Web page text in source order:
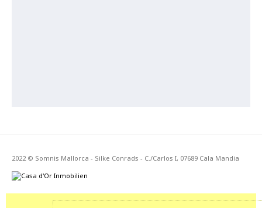
2022 © Somnis Mallorca - Silke Conrads - C./Carlos I, 07689 Cala Mandia